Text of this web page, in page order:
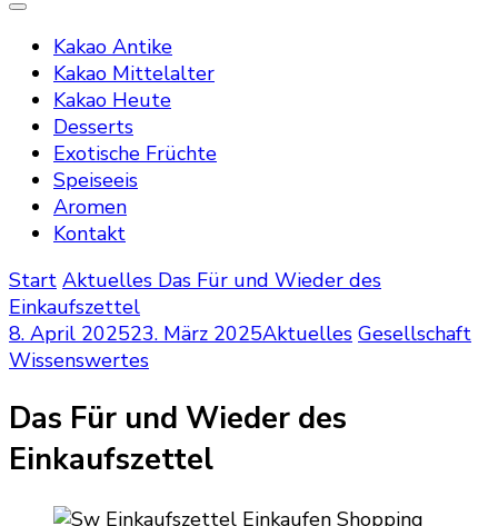
Kakao Antike
Kakao Mittelalter
Kakao Heute
Desserts
Exotische Früchte
Speiseeis
Aromen
Kontakt
Start Aktuelles Das Für und Wieder des
Einkaufszettel
8. April 202523. März 2025Aktuelles Gesellschaft
Wissenswertes
Das Für und Wieder des
Einkaufszettel